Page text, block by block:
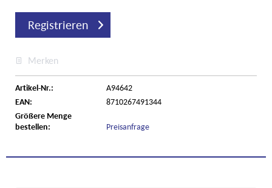
Registrieren
Merken
Artikel-Nr.:
A94642
EAN:
8710267491344
Größere Menge
bestellen:
Preisanfrage